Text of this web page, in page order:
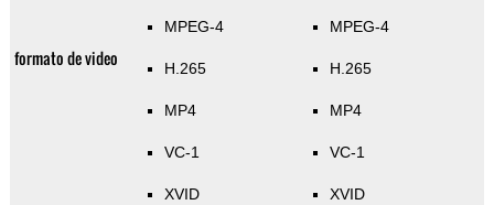
formato de video
MPEG-4
H.265
MP4
VC-1
XVID
MPEG-4
H.265
MP4
VC-1
XVID